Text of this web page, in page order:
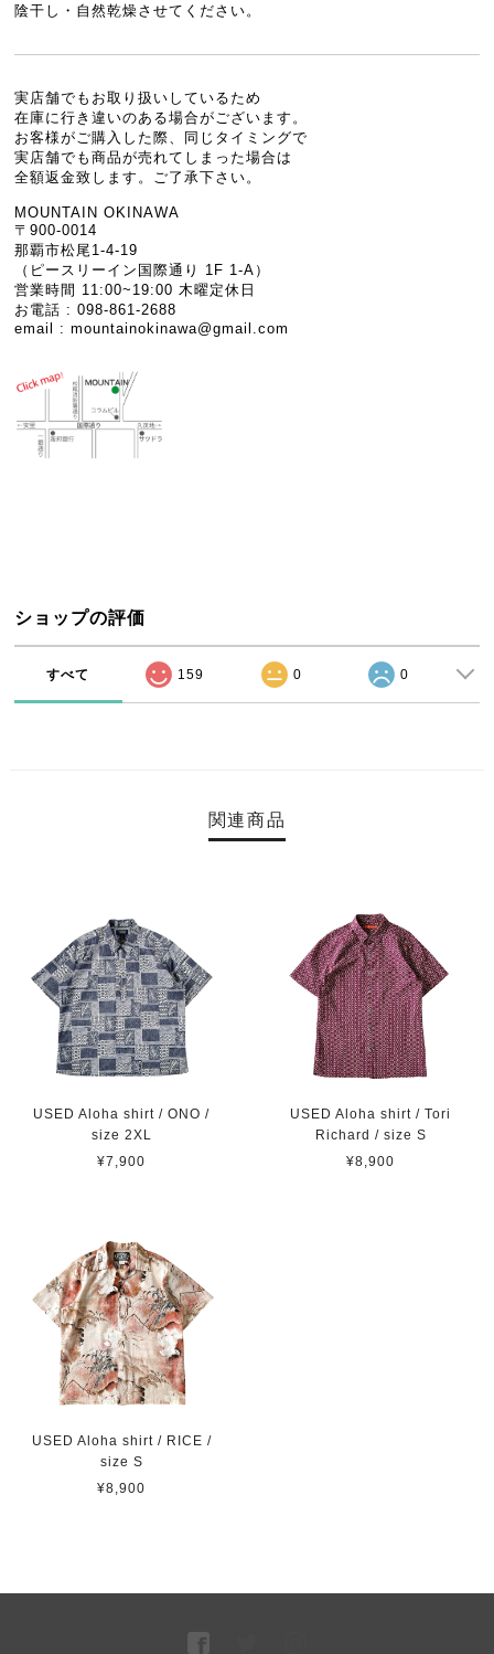
陰干し・自然乾燥させてください。
実店舗でもお取り扱いしているため
在庫に行き違いのある場合がございます。
お客様がご購入した際、同じタイミングで
実店舗でも商品が売れてしまった場合は
全額返金致します。ご了承下さい。
MOUNTAIN OKINAWA
〒900-0014
那覇市松尾1-4-19
（ピースリーイン国際通り 1F 1-A）
営業時間 11:00~19:00 木曜定休日
お電話 : 098-861-2688
email :mountainokinawa@gmail.com
ショップの評価
すべて 159 0 0
関連商品
USED Aloha shirt / ONO /
size 2XL
¥7,900
USED Aloha shirt / Tori
Richard / size S
¥8,900
USED Aloha shirt / RICE /
size S
¥8,900